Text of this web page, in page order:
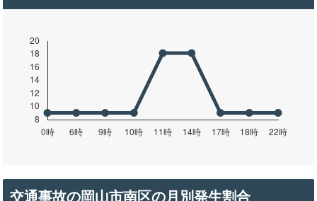
交通事故の岡山市南区の月別発生割合